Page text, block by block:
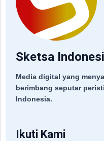
Sketsa
Media digital yang
berimbang seputar
Indonesia.
Ikuti Kami